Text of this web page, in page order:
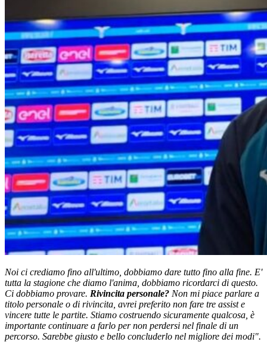
Noi ci crediamo fino all'ultimo, dobbiamo dare tutto fino alla fine. E'
tutta la stagione che diamo l'anima, dobbiamo ricordarci di questo.
Ci dobbiamo provare. Rivincita personale? Non mi piace parlare a
titolo personale o di rivincita, avrei preferito non fare tre assist e
vincere tutte le partite. Stiamo costruendo sicuramente qualcosa, è
importante continuare a farlo per non perdersi nel finale di un
percorso. Sarebbe giusto e bello concluderlo nel migliore dei modi".